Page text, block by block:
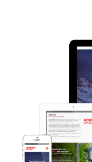
Europa med
En enkel side
Siden er
der betyder at
scroller derfor
metode er
har ret meget
Se siden online